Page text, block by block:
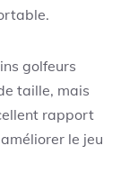
golfeurs
taille, mais
rapport
le jeu